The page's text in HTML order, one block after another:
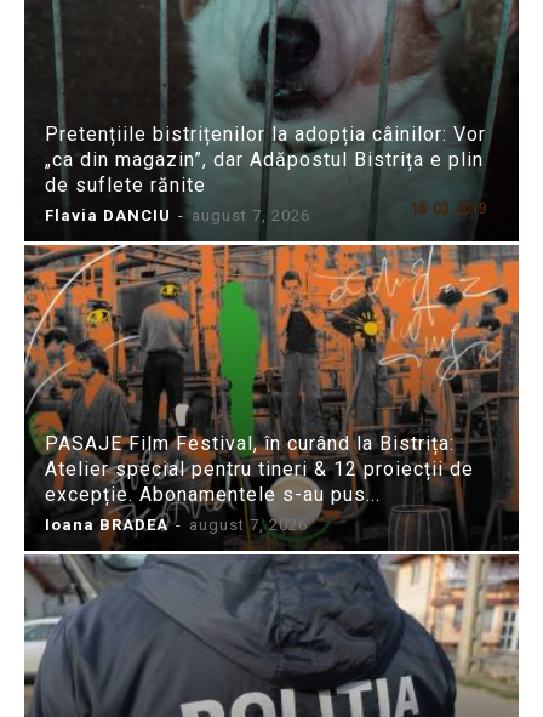
Pretențiile bistrițenilor la adopția câinilor: Vor
„ca din magazin”, dar Adăpostul Bistrița e plin
de suflete rănite
Flavia DANCIU - august 7, 2026
PASAJE Film Festival, în curând la Bistrița:
Atelier special pentru tineri & 12 proiecții de
excepție. Abonamentele s-au pus...
Ioana BRADEA - august 7, 2026